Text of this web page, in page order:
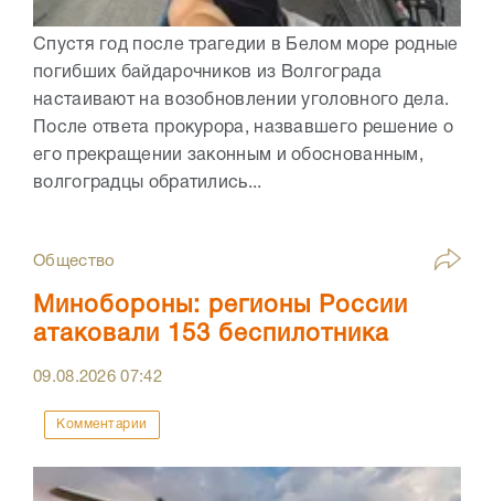
Спустя год после трагедии в Белом море родные
погибших байдарочников из Волгограда
настаивают на возобновлении уголовного дела.
После ответа прокурора, назвавшего решение о
его прекращении законным и обоснованным,
волгоградцы обратились...
Общество
Минобороны: регионы России
атаковали 153 беспилотника
09.08.202607:42
Комментарии